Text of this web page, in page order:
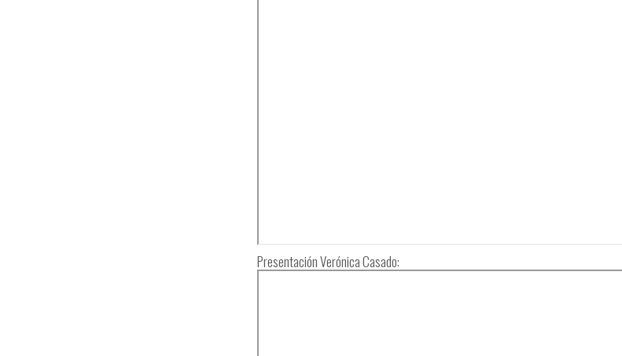
Presentación Verónica Casado: